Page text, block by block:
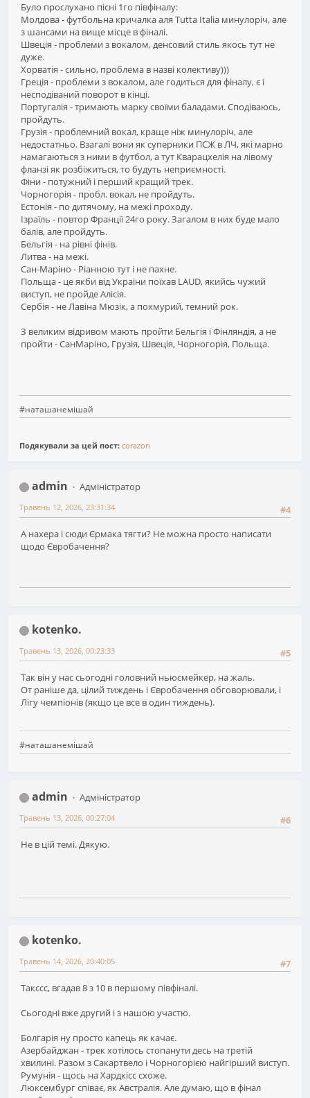
Було прослухано пісні 1го півфіналу:
Молдова - футбольна кричалка аля Tutta Italia минулоріч, але
з шансами на вище місце в фіналі.
Швеція - проблеми з вокалом, денсовий стиль якось тут не
дуже.
Хорватія - сильно, проблема в назві колективу)))
Греція - проблеми з вокалом, але годиться для фіналу, є і
несподіваний поворот в кінці.
Португалія - тримають марку своїми баладами. Сподіваюсь,
пройдуть.
Грузія - проблемний вокал, краще ніж минулоріч, але
недостатньо. Взагалі вони як суперники ПСЖ в ЛЧ, які марно
намагаються з ними в футбол, а тут Кварацхелія на лівому
фланзі як розбіжиться, то будуть неприємності.
Фіни - потужний і перший кращий трек.
Чорногорія - пробл. вокал, не пройдуть.
Естонія - по дитячому, на межі проходу.
Ізраїль - повтор Франції 24го року. Загалом в них буде мало
балів, але пройдуть.
Бельгія - на рівні фінів.
Литва - на межі.
Сан-Маріно - Ріанною тут і не пахне.
Польща - це якби від України поїхав LAUD, якийсь чужий
виступ, не пройде Алісія.
Сербія - не Лавіна Мюзік, а похмурий, темний рок.
З великим відривом мають пройти Бельгія і Фінляндія, а не
пройти - СанМаріно, Грузія, Швеція, Чорногорія, Польща.
#наташанемішай
Подякували за цей пост: corazon
admin
Адміністратор
#4
Травень 12, 2026, 23:31:34
А нахера і сюди Єрмака тягти? Не можна просто написати
щодо Євробачення?
kotenko.
#5
Травень 13, 2026, 00:23:33
Так він у нас сьогодні головний ньюсмейкер, на жаль.
От раніше да, цілий тиждень і Євробачення обговорювали, і
Лігу чемпіонів (якщо це все в один тиждень).
#наташанемішай
admin
Адміністратор
#6
Травень 13, 2026, 00:27:04
Не в цій темі. Дякую.
kotenko.
#7
Травень 14, 2026, 20:40:05
Такссс, вгадав 8 з 10 в першому півфіналі.
Сьогодні вже другий і з нашою участю.
Болгарія ну просто капець як качає.
Азербайджан - трек хотілось стопанути десь на третій
хвилині. Разом з Сакартвело і Чорногорією найгірший виступ.
Румунія - щось на Хардкісс схоже.
Люксембург співає, як Австралія. Але думаю, що в фінал